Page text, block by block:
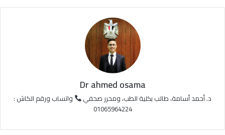
Dr ahmed osama
د. أحمد أسامة، طالب بكلية الطب، ومحرر صحفي
واتساب ورقم الكاش :
01065964224